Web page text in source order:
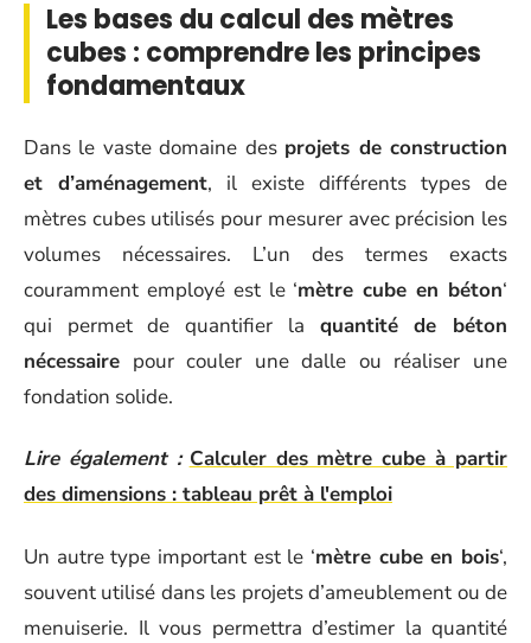
Les bases du calcul des mètres
cubes : comprendre les principes
fondamentaux
Dans le vaste domaine des projets de construction
et d’aménagement, il existe différents types de
mètres cubes utilisés pour mesurer avec précision les
volumes nécessaires. L’un des termes exacts
couramment employé est le ‘mètre cube en béton‘
qui permet de quantifier la quantité de béton
nécessaire pour couler une dalle ou réaliser une
fondation solide.
Lire également : Calculer des mètre cube à partir
des dimensions : tableau prêt à l'emploi
Un autre type important est le ‘mètre cube en bois‘,
souvent utilisé dans les projets d’ameublement ou de
menuiserie. Il vous permettra d’estimer la quantité